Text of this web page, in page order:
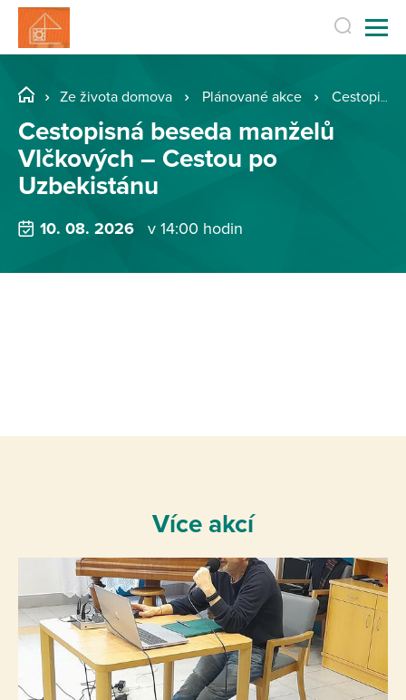
Ze života domova Plánované akce Cestopisná beseda manželů Vlčkových – Cestou po Uzbekistánu
Cestopisná beseda manželů
Vlčkových – Cestou po
Uzbekistánu
10. 08. 2026 v 14:00 hodin
Více akcí